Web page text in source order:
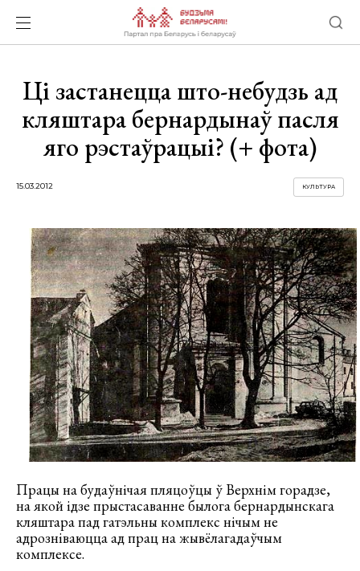
Ці застанецца што-небудзь ад
кляштара бернардынаў пасля
яго рэстаўрацыі? (+ фота)
15.03.2012 КУЛЬТУРА
Працы на будаўнічая пляцоўцы ў Верхнім горадзе,
на якой ідзе прыстасаванне былога бернардынскага
кляштара пад гатэльны комплекс нічым не
адрозніваюцца ад прац на жывёлагадаўчым
комплексе.